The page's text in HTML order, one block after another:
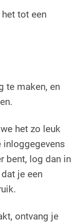
tot een
te maken, en
het zo leuk
inloggegevens
bent, log dan in
je een
ontvang je